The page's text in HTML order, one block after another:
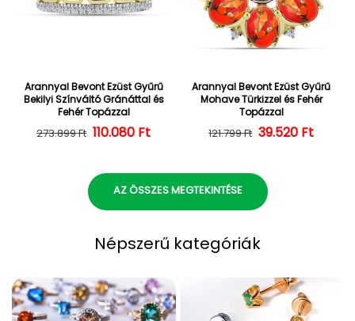
Arannyal Bevont Ezüst Gyűrű
Bekilyi Színváltó Gránáttal és
Fehér Topázzal
Normál ár
273.899 Ft Kedvezményes ár
110.080 Ft
Arannyal Bevont Ezüst Gyűrű
Mohave Türkizzel és Fehér
Topázzal
Normál ár
121.799 Ft 39.520 Ft
AZ ÖSSZES MEGTEKINTÉSE
Népszerű kategóriák